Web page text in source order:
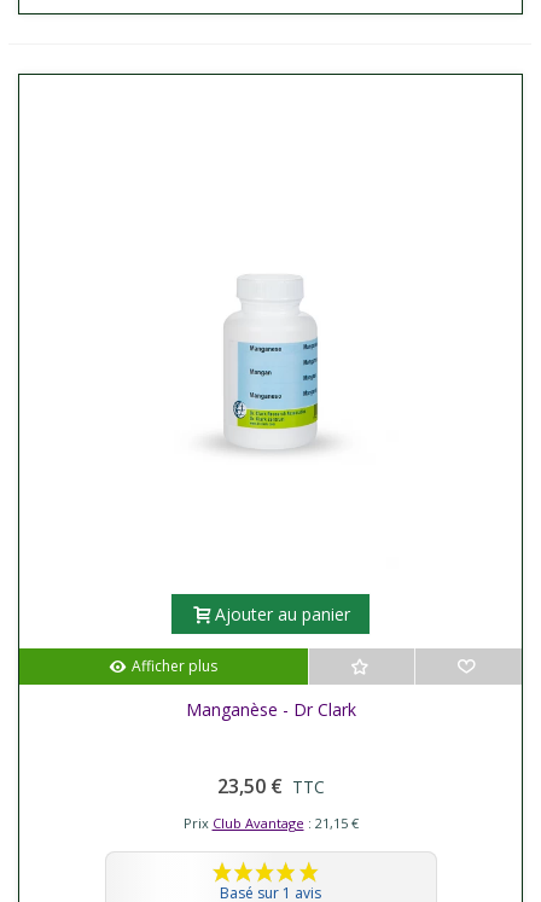
Ajouter au panier
Afficher plus
Manganèse - Dr Clark
23,50 € TTC
Prix Club Avantage : 21,15 €
Basé sur 1 avis